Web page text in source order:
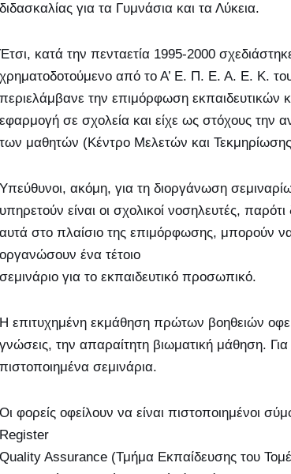
διδασκαλίας για τα Γυμνάσια και τα Λύκεια.
Έτσι, κατά την πενταετία 1995-2000
χρηματοδοτούμενο από το Α’ Ε. Π. Ε. Α. Ε. Κ.
περιελάμβανε την επιμόρφωση εκπαιδευτικών
εφαρμογή σε σχολεία και είχε ως στόχους την
των μαθητών (Κέντρο Μελετών και
Υπεύθυνοι, ακόμη, για τη διοργάνωση
υπηρετούν είναι οι σχολικοί νοσηλευτές,
αυτά στο πλαίσιο της επιμόρφωσης, μπορούν
οργανώσουν ένα τέτοιο
σεμινάριο για το εκπαιδευτικό προσωπικό.
Η επιτυχημένη εκμάθηση πρώτων βοηθειών
γνώσεις, την απαραίτητη βιωματική μάθηση.
πιστοποιημένα σεμινάρια.
Οι φορείς οφείλουν να είναι πιστοποιημένοι
Register
Quality Assurance (Τμήμα Εκπαίδευσης του